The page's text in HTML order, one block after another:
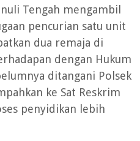
Tengah mengambil
pencurian satu unit
dua remaja di
dengan Hukum
ditangani Polsek
ke Sat Reskrim
penyidikan lebih